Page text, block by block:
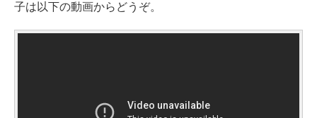
子は以下の動画からどうぞ。